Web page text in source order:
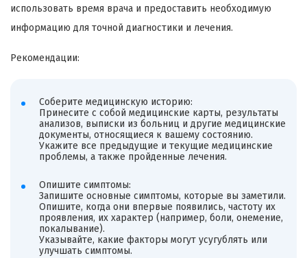
использовать время врача и предоставить необходимую
информацию для точной диагностики и лечения.
Рекомендации:
Соберите медицинскую историю:
Принесите с собой медицинские карты, результаты
анализов, выписки из больниц и другие медицинские
документы, относящиеся к вашему состоянию.
Укажите все предыдущие и текущие медицинские
проблемы, а также пройденные лечения.
Опишите симптомы:
Запишите основные симптомы, которые вы заметили.
Опишите, когда они впервые появились, частоту их
проявления, их характер (например, боли, онемение,
покалывание).
Указывайте, какие факторы могут усугублять или
улучшать симптомы.